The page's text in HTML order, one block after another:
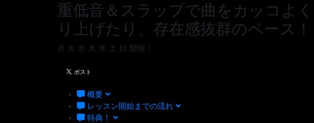
重低音＆スラップで曲をカッコよ
り上げたり、存在感抜群のベース！
月 火 水 木 木 土 日 開催！
概要
レッスン開始までの流れ
特典！